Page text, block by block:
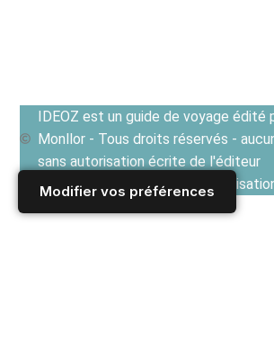
Modifier vos préférences
IDEOZ est un guide de voyage édité
Monllor - Tous droits réservés -
sans autorisation écrite de l'éditeur
Voir les Conditions générales